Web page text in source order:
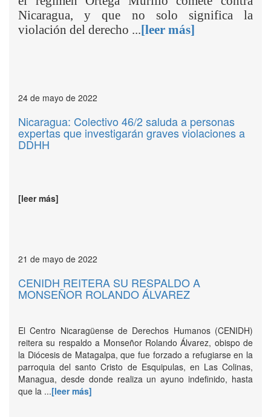
Nicaragua, y que no solo significa la
violación del derecho ...[leer más]
24 de mayo de 2022
Nicaragua: Colectivo 46/2 saluda a personas
expertas que investigarán graves violaciones a
DDHH
[leer más]
21 de mayo de 2022
CENIDH REITERA SU RESPALDO A
MONSEÑOR ROLANDO ÁLVAREZ
El Centro Nicaragüense de Derechos Humanos (CENIDH)
reitera su respaldo a Monseñor Rolando Álvarez, obispo de
la Diócesis de Matagalpa, que fue forzado a refugiarse en la
parroquia del santo Cristo de Esquipulas, en Las Colinas,
Managua, desde donde realiza un ayuno indefinido, hasta
que la ...[leer más]